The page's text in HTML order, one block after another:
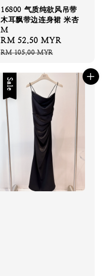
16800 气质纯欲风吊带
木耳飘带边连身裙 米杏
M
Sale
price
RM 52.50 MYR
RM 105.00 MYR
Sale